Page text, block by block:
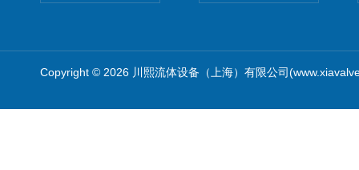
Copyright © 2026 川熙流体设备（上海）有限公司